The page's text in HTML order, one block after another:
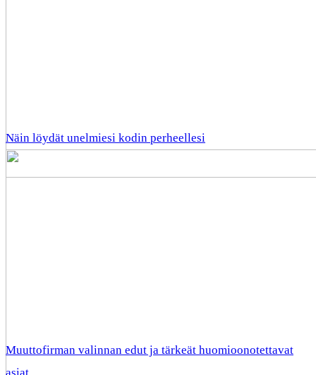
Näin löydät unelmiesi kodin perheellesi
Muuttofirman valinnan edut ja tärkeät huomioonotettavat